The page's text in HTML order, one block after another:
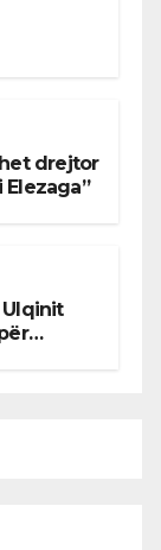
drejtor